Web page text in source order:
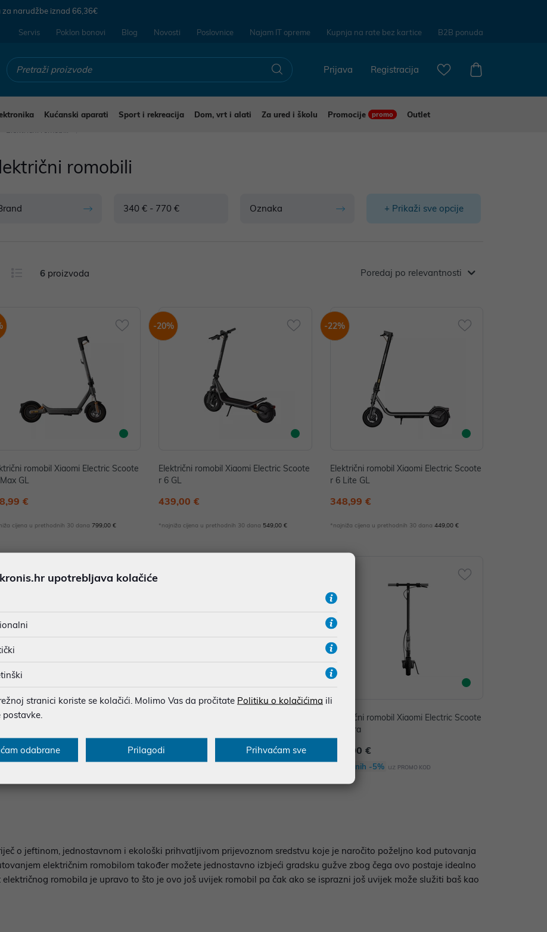
za narudžbe iznad 66,36€
Servis Poklon bonovi Blog Novosti Poslovnice Najam IT opreme Kupnja na rate bez kartice B2B ponuda
Registracija
Prijava
Kućanski aparati Sport i rekreacija Dom, vrt i alati Za ured i školu Promocije promo
Outlet
romobili
340 € - 770 € Oznaka + Prikaži sve opcije
6 proizvoda Poredaj po relevantnosti
romobil Xiaomi Electric Scoote
GL
€
cijena u prethodnih 30 dana 799,00 €
-20%
Električni romobil Xiaomi Electric Scoote
r 6 GL
439,00 €
*najniža cijena u prethodnih 30 dana 549,00 €
-22%
Električni romobil Xiaomi Electric Scoote
r 6 Lite GL
348,99 €
*najniža cijena u prethodnih 30 dana 449,00 €
romobil Xiaomi Electric Scoote
€
-23%
768,99 €
Električni romobil Xiaomi Electric Scoote
r 4 Ultra
699,00 €
Dodatnih -5% uz PROMO KOD
o jeftinom, jednostavnom i ekološki prihvatljivom prijevoznom sredstvu koje je naročito poželjno kod putovanja
električnim romobilom također možete jednostavno izbjeći gradsku gužve zbog čega ovo postaje idealno
električnog romobila je upravo to što je ovo još uvijek romobil pa čak ako se isprazni još uvijek može služiti baš kao
upotrebljava kolačiće
stranici koriste se kolačići. Molimo Vas da pročitate Politiku o kolačićima ili
odabrane Prilagodi Prihvaćam sve